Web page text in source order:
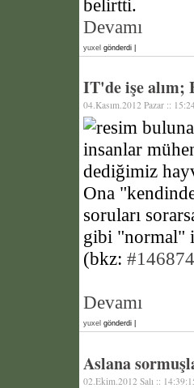
belirtti.
Devamı
yuxel gönderdi |
IT'de işe alım;
04.Kasım.2012 Pazar ::
insanlar
dediğimiz
Ona
soruları
gibi "normal"
(bkz:
Devamı
yuxel gönderdi |
Aslana
02.Ekim.2012 Salı ::